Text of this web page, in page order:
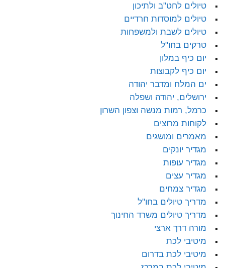
טיולים לחט"ב ולתיכון
טיולים למוסדות חרדיים
טיולים לשבת ולמשפחות
טרקים בחו"ל
יום כיף במלון
יום כיף לקבוצות
ים המלח ומדבר יהודה
ירושלים, יהודה ושפלה
כרמל, רמות מנשה וצפון השרון
לקוחות מרוצים
מאמרים ומושגים
מגדיר יונקים
מגדיר עופות
מגדיר עצים
מגדיר צמחים
מדריך טיולים בחו"ל
מדריך טיולים משרד החינוך
מורה דרך ארצי
מיטיבי לכת
מיטיבי לכת בדרום